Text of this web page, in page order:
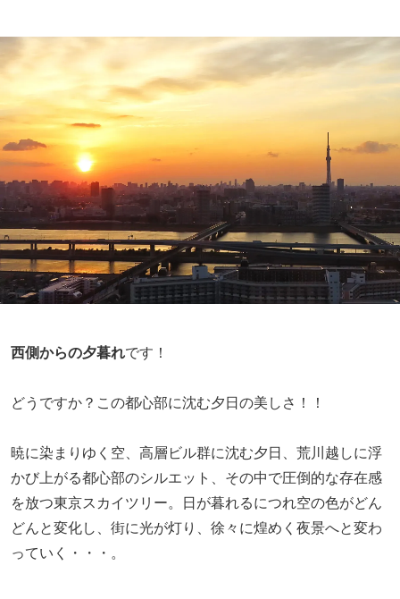
西側からの夕暮れです！
どうですか？この都心部に沈む夕日の美しさ！！
暁に染まりゆく空、高層ビル群に沈む夕日、荒川越しに浮
かび上がる都心部のシルエット、その中で圧倒的な存在感
を放つ東京スカイツリー。日が暮れるにつれ空の色がどん
どんと変化し、街に光が灯り、徐々に煌めく夜景へと変わ
っていく・・・。